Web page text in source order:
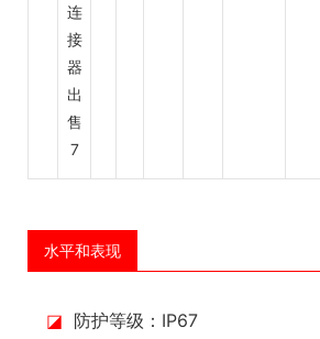
水平和表现
◪ 防护等级：IP67